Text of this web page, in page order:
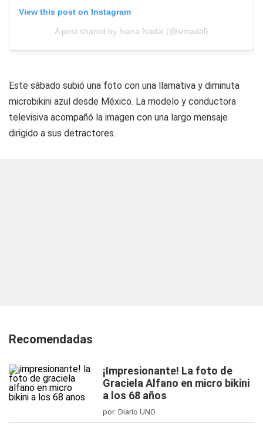
View this post on Instagram
A post shared by Ivana Nadal (@ivinadal)
Este sábado subió una foto con una llamativa y diminuta
microbikini azul desde México. La modelo y conductora
televisiva acompañó la imagen con una largo mensaje
dirigido a sus detractores.
Recomendadas
¡Impresionante! La foto de
Graciela Alfano en micro bikini
a los 68 años
por Diario UNO